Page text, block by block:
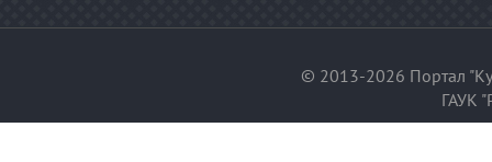
© 2013-2026 Портал
ГАУК